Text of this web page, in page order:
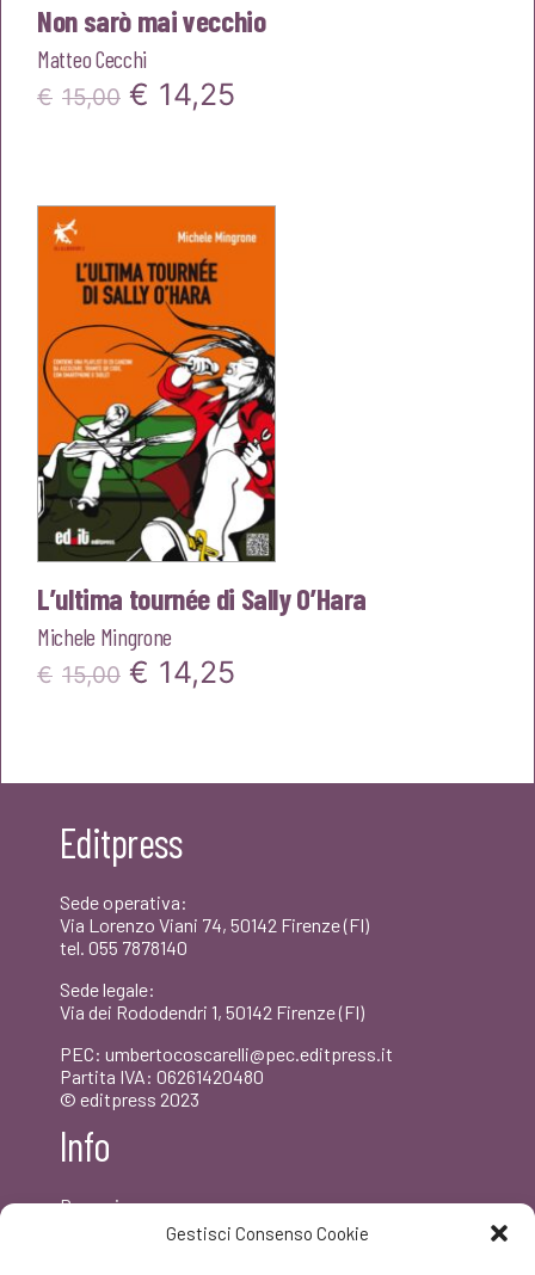
Gestisci Consenso Cookie
Non sarò mai vecchio
Matteo Cecchi
€ 15,00 Il
era:
€15,00.
€ 14,25
è:
L’ultima tournée di Sally O’Hara
Michele Mingrone
€ 15,00 Il
€15,00.
€ 14,25
Editpress
Sede operativa:
Via Lorenzo Viani 74, 50142 Firenze (FI)
tel. 055 7878140
Sede legale:
Via dei Rododendri 1, 50142 Firenze (FI)
PEC: umbertocoscarelli@pec.editpress.it
Partita IVA: 06261420480
© editpress 2023
Info
Dove siamo